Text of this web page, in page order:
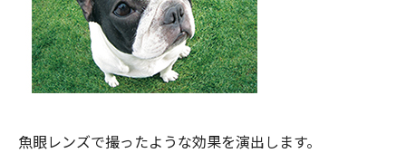
魚眼レンズで撮ったような効果を演出します。